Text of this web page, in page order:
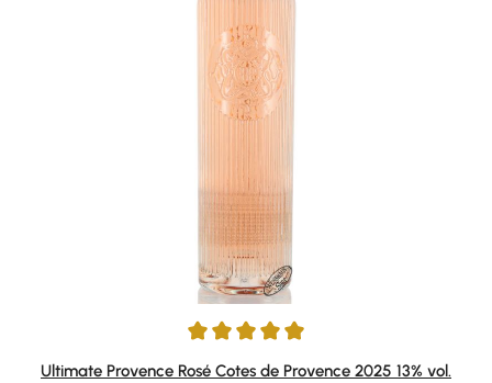
Durchschnittliche Bewertung von 5 von 5 Sternen
Ultimate Provence Rosé Cotes de Provence 2025 13% vol.